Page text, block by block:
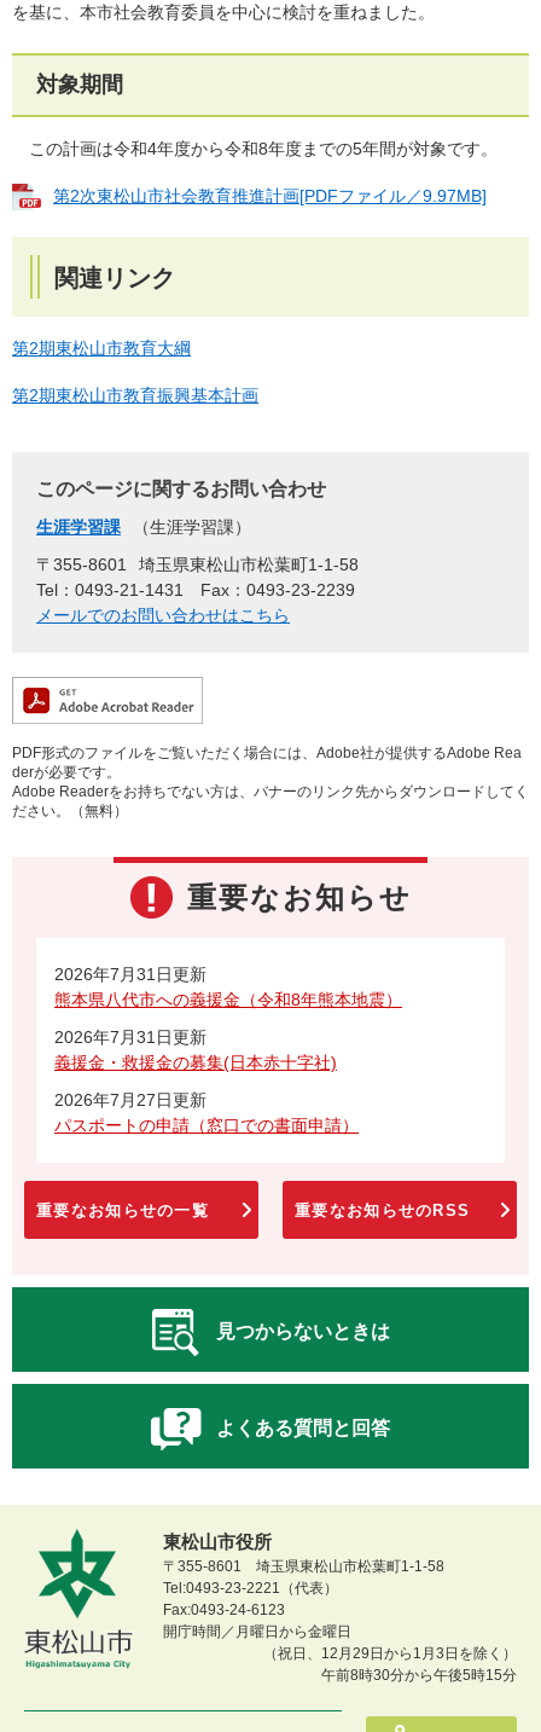
を基に、本市社会教育委員を中心に検討を重ねました。
対象期間
この計画は令和4年度から令和8年度までの5年間が対象です。
第2次東松山市社会教育推進計画[PDFファイル／9.97MB]
関連リンク
第2期東松山市教育大綱
第2期東松山市教育振興基本計画
このページに関するお問い合わせ
生涯学習課
生涯学習課
〒355-8601
埼玉県東松山市松葉町1-1-58
Tel：0493-21-1431
Fax：0493-23-2239
メールでのお問い合わせはこちら
PDF形式のファイルをご覧いただく場合には、Adobe社が提供するAdobe Rea
derが必要です。
Adobe Readerをお持ちでない方は、バナーのリンク先からダウンロードしてく
ださい。（無料）
重要なお知らせ
2026年7月31日更新
熊本県八代市への義援金（令和8年熊本地震）
2026年7月31日更新
義援金・救援金の募集(日本赤十字社)
2026年7月27日更新
パスポートの申請（窓口での書面申請）
重要なお知らせの一覧 重要なお知らせのRSS
見つからないときは
よくある質問と回答
東松山市役所
〒355-8601 埼玉県東松山市松葉町1-1-58
Tel:0493-23-2221（代表）
Fax:0493-24-6123
開庁時間／月曜日から金曜日
（祝日、12月29日から1月3日を除く）
午前8時30分から午後5時15分